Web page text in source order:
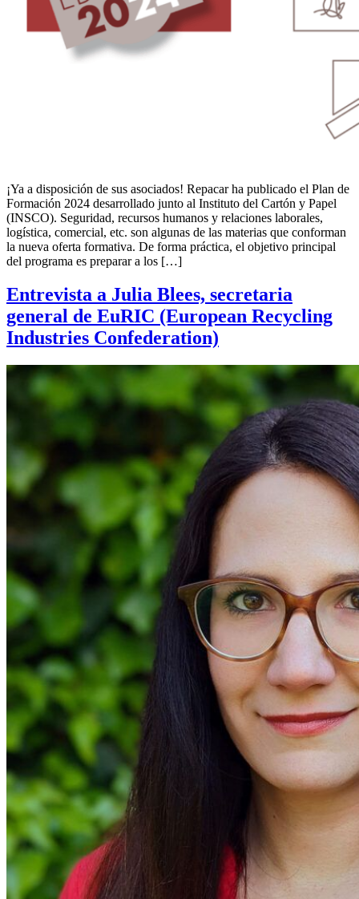
¡Ya a disposición de sus asociados! Repacar ha publicado el Plan de
Formación 2024 desarrollado junto al Instituto del Cartón y Papel
(INSCO). Seguridad, recursos humanos y relaciones laborales,
logística, comercial, etc. son algunas de las materias que conforman
la nueva oferta formativa. De forma práctica, el objetivo principal
del programa es preparar a los […]
Entrevista a Julia Blees, secretaria
general de EuRIC (European Recycling
Industries Confederation)